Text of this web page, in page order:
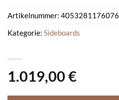
1.019,00 €
Artikelnummer: 4053281176076
Kategorie: Sideboards